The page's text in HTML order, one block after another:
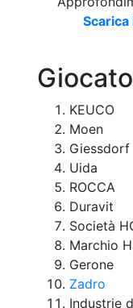
KEUCO
Moen
Giessdorf
Uida
ROCCA
Duravit
Società
Marchio
Gerone
Zadro
Industrie